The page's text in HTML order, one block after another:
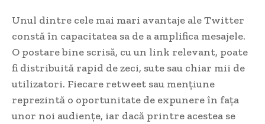
Unul dintre cele mai mari avantaje ale Twitter
constă în capacitatea sa de a amplifica mesajele.
O postare bine scrisă, cu un link relevant, poate
fi distribuită rapid de zeci, sute sau chiar mii de
utilizatori. Fiecare retweet sau mențiune
reprezintă o oportunitate de expunere în fața
unor noi audiențe, iar dacă printre acestea se